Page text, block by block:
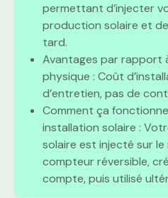
permettant d’injecter
production solaire et
tard.
Avantages par rapport
physique : Coût
d’entretien, pas de
Comment ça
installation solaire :
solaire est injecté sur le
compteur réversible,
compte, puis utilisé